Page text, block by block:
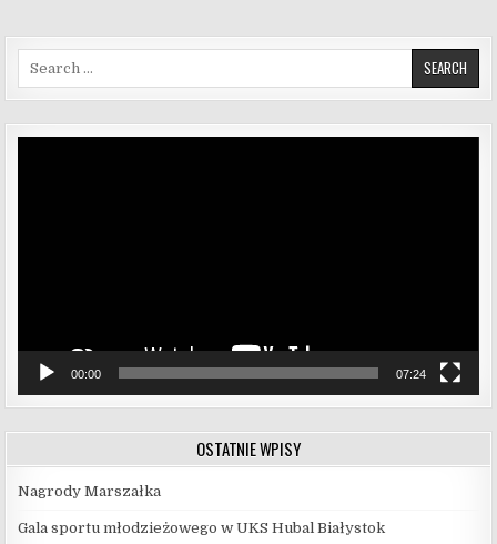
00:00 07:24
OSTATNIE WPISY
Nagrody Marszałka
Gala sportu młodzieżowego w UKS Hubal Białystok